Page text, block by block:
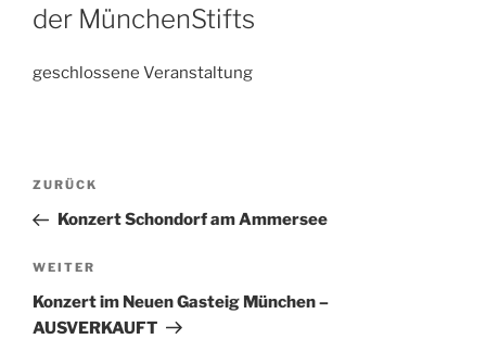
der MünchenStifts
geschlossene Veranstaltung
Beitragsnavigation
Vorheriger
Beitrag
ZURÜCK
Konzert Schondorf am Ammersee
Nächster
Beitrag
WEITER
Konzert im Neuen Gasteig München –
AUSVERKAUFT